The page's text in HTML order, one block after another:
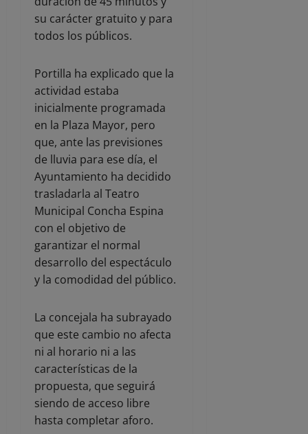
su carácter gratuito y para
todos los públicos.
Portilla ha explicado que la
actividad estaba
inicialmente programada
en la Plaza Mayor, pero
que, ante las previsiones
de lluvia para ese día, el
Ayuntamiento ha decidido
trasladarla al Teatro
Municipal Concha Espina
con el objetivo de
garantizar el normal
desarrollo del espectáculo
y la comodidad del público.
La concejala ha subrayado
que este cambio no afecta
ni al horario ni a las
características de la
propuesta, que seguirá
siendo de acceso libre
hasta completar aforo.